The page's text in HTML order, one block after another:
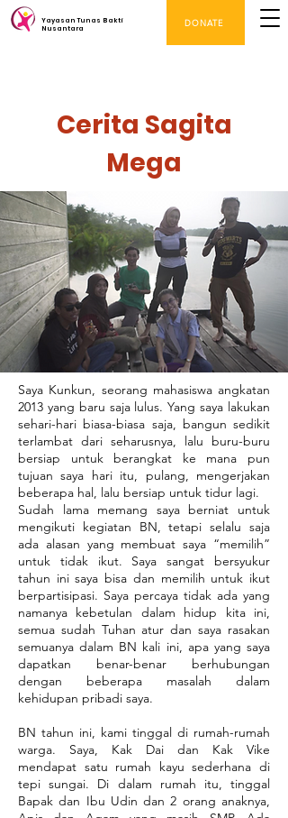
DONATE
Yayasan Tunas Bakti
Nusantara
Cerita Sagita
Mega
Saya Kunkun, seorang mahasiswa angkatan
2013 yang baru saja lulus. Yang saya lakukan
sehari-hari biasa-biasa saja, bangun sedikit
terlambat dari seharusnya, lalu buru-buru
bersiap untuk berangkat ke mana pun
tujuan saya hari itu, pulang, mengerjakan
beberapa hal, lalu bersiap untuk tidur lagi.
Sudah lama memang saya berniat untuk
mengikuti kegiatan BN, tetapi selalu saja
ada alasan yang membuat saya “memilih”
untuk tidak ikut. Saya sangat bersyukur
tahun ini saya bisa dan memilih untuk ikut
berpartisipasi. Saya percaya tidak ada yang
namanya kebetulan dalam hidup kita ini,
semua sudah Tuhan atur dan saya rasakan
semuanya dalam BN kali ini, apa yang saya
dapatkan benar-benar berhubungan
dengan beberapa masalah dalam
kehidupan pribadi saya.
BN tahun ini, kami tinggal di rumah-rumah
warga. Saya, Kak Dai dan Kak Vike
mendapat satu rumah kayu sederhana di
tepi sungai. Di dalam rumah itu, tinggal
Bapak dan Ibu Udin dan 2 orang anaknya,